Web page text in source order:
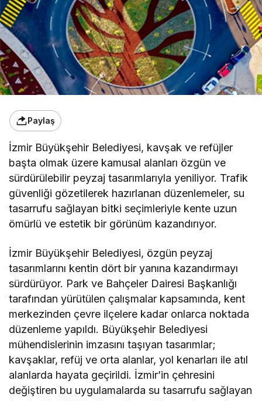
Paylaş
İzmir Büyükşehir Belediyesi, kavşak ve refüjler
başta olmak üzere kamusal alanları özgün ve
sürdürülebilir peyzaj tasarımlarıyla yeniliyor. Trafik
güvenliği gözetilerek hazırlanan düzenlemeler, su
tasarrufu sağlayan bitki seçimleriyle kente uzun
ömürlü ve estetik bir görünüm kazandırıyor.
İzmir Büyükşehir Belediyesi, özgün peyzaj
tasarımlarını kentin dört bir yanına kazandırmayı
sürdürüyor. Park ve Bahçeler Dairesi Başkanlığı
tarafından yürütülen çalışmalar kapsamında, kent
merkezinden çevre ilçelere kadar onlarca noktada
düzenleme yapıldı. Büyükşehir Belediyesi
mühendislerinin imzasını taşıyan tasarımlar;
kavşaklar, refüj ve orta alanlar, yol kenarları ile atıl
alanlarda hayata geçirildi. İzmir’in çehresini
değiştiren bu uygulamalarda su tasarrufu sağlayan